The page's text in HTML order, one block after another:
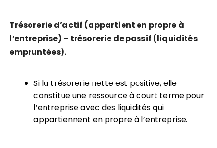
Trésorerie d’actif (appartient en propre à
l’entreprise) – trésorerie de passif (liquidités
empruntées).
Si la trésorerie nette est positive, elle
constitue une ressource à court terme pour
l’entreprise avec des liquidités qui
appartiennent en propre à l’entreprise.